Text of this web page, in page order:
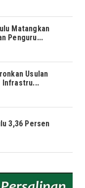
Matangkan
Penguru...
Usulan
Infrastru...
3,36 Persen